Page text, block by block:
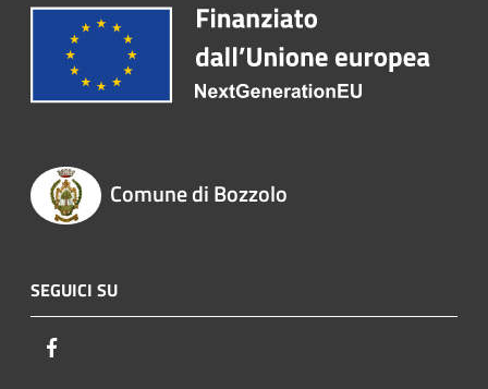
Comune di Bozzolo
SEGUICI SU